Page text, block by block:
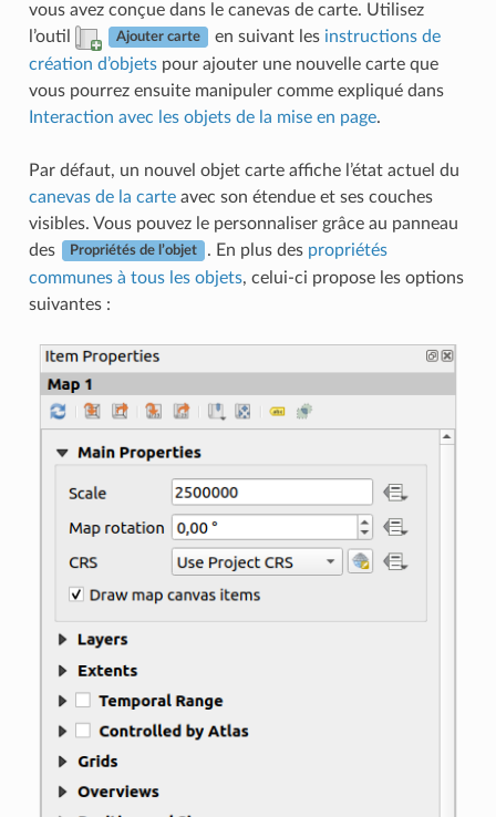
vous avez conçue dans le canevas de carte. Utilisez
l’outil
Ajouter carte en suivant les instructions de
création d’objetspour ajouter une nouvelle carte que
vous pourrez ensuite manipuler comme expliqué dans
Interaction avec les objets de la mise en page.
Par défaut, un nouvel objet carte affiche l’état actuel du
canevas de la carteavec son étendue et ses couches
visibles. Vous pouvez le personnaliser grâce au panneau
des
Propriétés de l’objet . En plus des propriétés
communes à tous les objets, celui-ci propose les options
suivantes :